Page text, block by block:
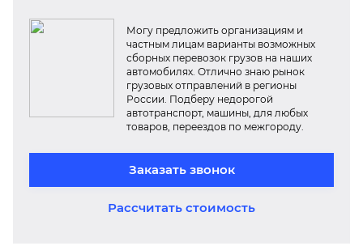
Могу предложить организациям и
частным лицам варианты возможных
сборных перевозок грузов на наших
автомобилях. Отлично знаю рынок
грузовых отправлений в регионы
России. Подберу недорогой
автотранспорт, машины, для любых
товаров, переездов по межгороду.
Заказать звонок
Рассчитать стоимость